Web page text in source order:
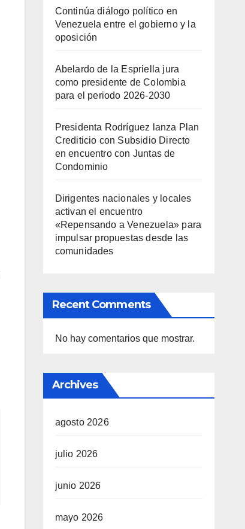
Continúa diálogo político en
Venezuela entre el gobierno y la
oposición
Abelardo de la Espriella jura
como presidente de Colombia
para el periodo 2026-2030
Presidenta Rodríguez lanza Plan
Crediticio con Subsidio Directo
en encuentro con Juntas de
Condominio
Dirigentes nacionales y locales
activan el encuentro
«Repensando a Venezuela» para
impulsar propuestas desde las
comunidades
Recent Comments
No hay comentarios que mostrar.
Archives
agosto 2026
julio 2026
junio 2026
mayo 2026